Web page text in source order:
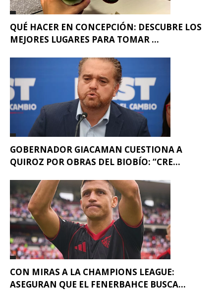
QUÉ HACER EN CONCEPCIÓN: DESCUBRE LOS
MEJORES LUGARES PARA TOMAR ...
GOBERNADOR GIACAMAN CUESTIONA A
QUIROZ POR OBRAS DEL BIOBÍO: “CRE...
CON MIRAS A LA CHAMPIONS LEAGUE:
ASEGURAN QUE EL FENERBAHCE BUSCA...